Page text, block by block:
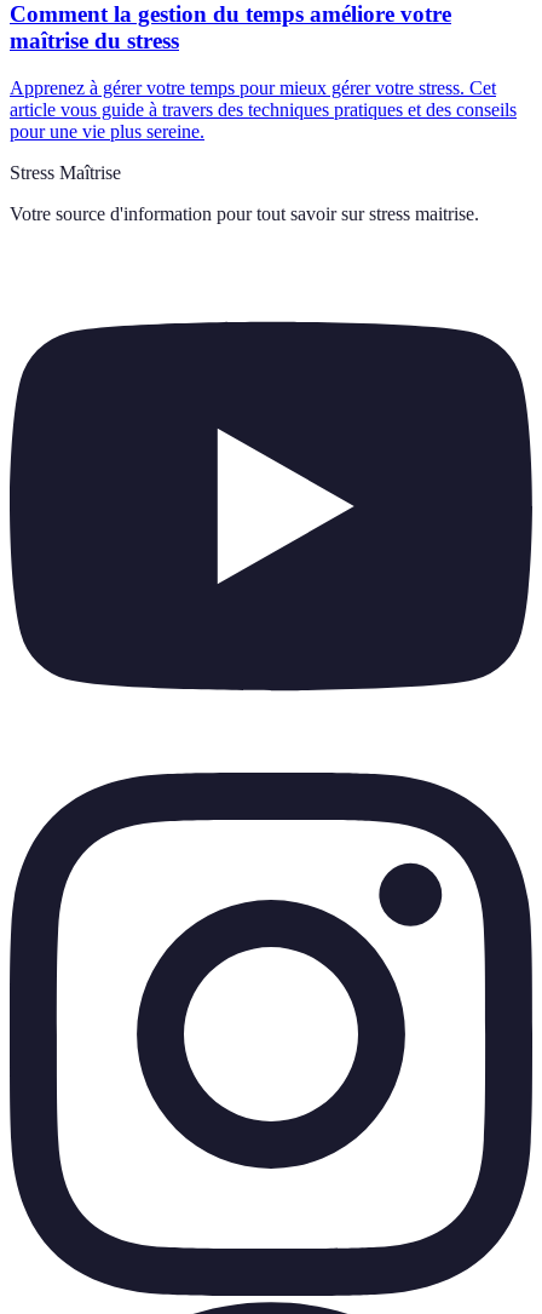
Comment la gestion du temps améliore votre
maîtrise du stress
Apprenez à gérer votre temps pour mieux gérer votre stress. Cet
article vous guide à travers des techniques pratiques et des conseils
pour une vie plus sereine.
Stress Maîtrise
Votre source d'information pour tout savoir sur stress maitrise.